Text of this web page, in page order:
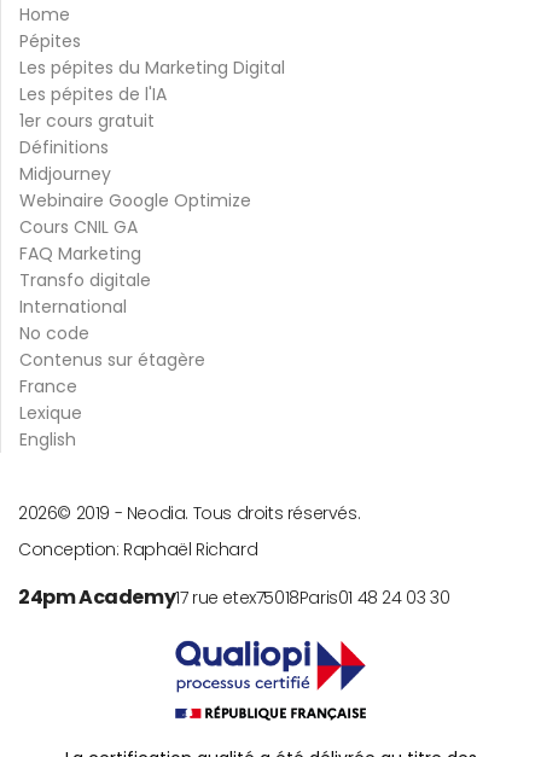
Home
Pépites
Les pépites du Marketing Digital
Les pépites de l'IA
1er cours gratuit
Définitions
Midjourney
Webinaire Google Optimize
Cours CNIL GA
FAQ Marketing
Transfo digitale
International
No code
Contenus sur étagère
France
Lexique
English
© 2019 -
2026
Neodia. Tous droits réservés.
Conception: Raphaël Richard
24pm Academy17 rue etex75018Paris01 48 24 03 30